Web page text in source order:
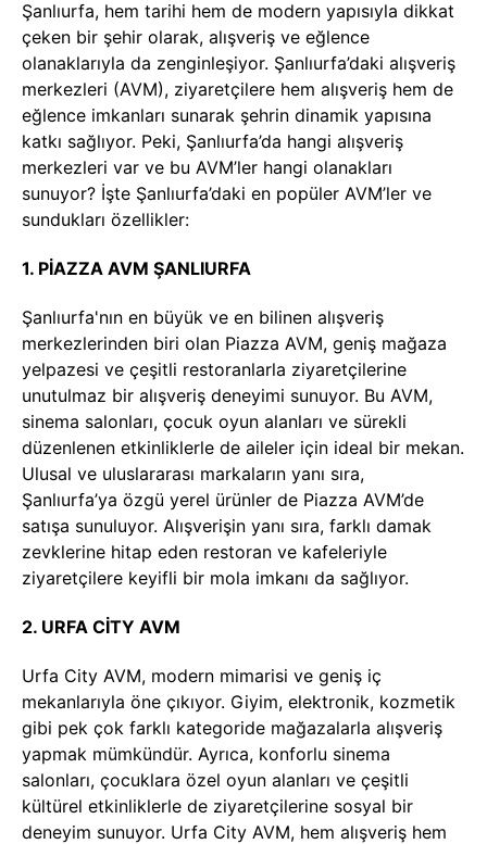
Şanlıurfa, hem tarihi hem de modern yapısıyla dikkat
çeken bir şehir olarak, alışveriş ve eğlence
olanaklarıyla da zenginleşiyor. Şanlıurfa’daki alışveriş
merkezleri (AVM), ziyaretçilere hem alışveriş hem de
eğlence imkanları sunarak şehrin dinamik yapısına
katkı sağlıyor. Peki, Şanlıurfa’da hangi alışveriş
merkezleri var ve bu AVM’ler hangi olanakları
sunuyor? İşte Şanlıurfa’daki en popüler AVM’ler ve
sundukları özellikler:
1. PİAZZA AVM ŞANLIURFA
Şanlıurfa'nın en büyük ve en bilinen alışveriş
merkezlerinden biri olan Piazza AVM, geniş mağaza
yelpazesi ve çeşitli restoranlarla ziyaretçilerine
unutulmaz bir alışveriş deneyimi sunuyor. Bu AVM,
sinema salonları, çocuk oyun alanları ve sürekli
düzenlenen etkinliklerle de aileler için ideal bir mekan.
Ulusal ve uluslararası markaların yanı sıra,
Şanlıurfa’ya özgü yerel ürünler de Piazza AVM’de
satışa sunuluyor. Alışverişin yanı sıra, farklı damak
zevklerine hitap eden restoran ve kafeleriyle
ziyaretçilere keyifli bir mola imkanı da sağlıyor.
2. URFA CİTY AVM
Urfa City AVM, modern mimarisi ve geniş iç
mekanlarıyla öne çıkıyor. Giyim, elektronik, kozmetik
gibi pek çok farklı kategoride mağazalarla alışveriş
yapmak mümkündür. Ayrıca, konforlu sinema
salonları, çocuklara özel oyun alanları ve çeşitli
kültürel etkinliklerle de ziyaretçilerine sosyal bir
deneyim sunuyor. Urfa City AVM, hem alışveriş hem